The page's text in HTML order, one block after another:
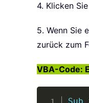
4. Klicken
5. Wenn Sie
zurück zum
VBA-Code: